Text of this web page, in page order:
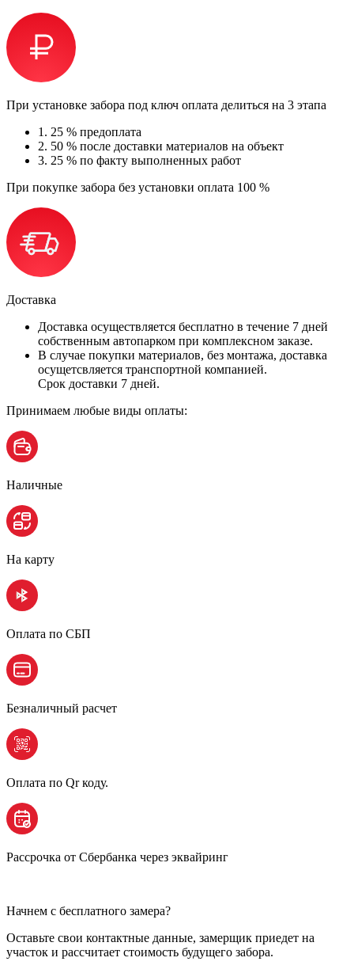
При установке забора под ключ оплата делиться на 3 этапа
1. 25 % предоплата
2. 50 % после доставки материалов на объект
3. 25 % по факту выполненных работ
При покупке забора без установки оплата 100 %
Доставка
Доставка осуществляется бесплатно в течение 7 дней
собственным автопарком при комплексном заказе.
В случае покупки материалов, без монтажа, доставка
осущетсвляется транспортной компанией.
Срок доставки 7 дней.
Принимаем любые виды оплаты:
Наличные
На карту
Оплата по СБП
Безналичный расчет
Оплата по Qr коду.
Рассрочка от Сбербанка через эквайринг
Начнем с бесплатного замера?
Оставьте свои контактные данные, замерщик приедет на
участок и рассчитает стоимость будущего забора.